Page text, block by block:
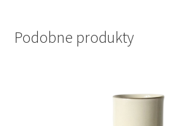
Podobne produkty